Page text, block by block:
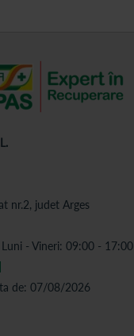
nr.2, judet Arges
Luni - Vineri: 09:00 - 17:00
de: 07/08/2026